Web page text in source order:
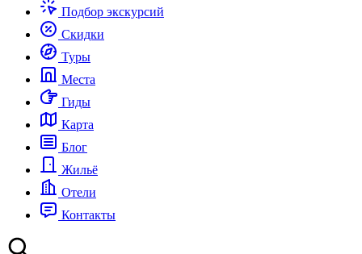
Подбор экскурсий
Скидки
Туры
Места
Гиды
Карта
Блог
Жильё
Отели
Контакты